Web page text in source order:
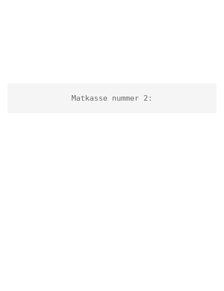
Matkasse nummer 2: